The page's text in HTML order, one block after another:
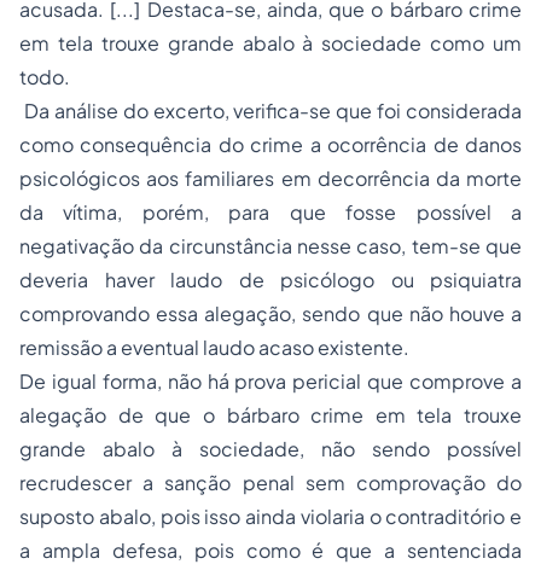
acusada. [...] Destaca-se, ainda, que o bárbaro crime
em tela trouxe grande abalo à sociedade como um
todo.
Da análise do excerto, verifica-se que foi considerada
como consequência do crime a ocorrência de danos
psicológicos aos familiares em decorrência da morte
da vítima, porém, para que fosse possível a
negativação da circunstância nesse caso, tem-se que
deveria haver laudo de psicólogo ou psiquiatra
comprovando essa alegação, sendo que não houve a
remissão a eventual laudo acaso existente.
De igual forma, não há prova pericial que comprove a
alegação de que o bárbaro crime em tela trouxe
grande abalo à sociedade, não sendo possível
recrudescer a sanção penal sem comprovação do
suposto abalo, pois isso ainda violaria o contraditório e
a ampla defesa, pois como é que a sentenciada